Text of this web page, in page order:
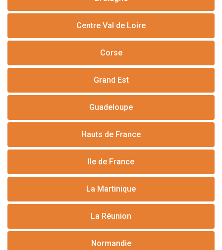
Centre Val de Loire
Corse
Grand Est
Guadeloupe
Hauts de France
Ile de France
La Martinique
La Réunion
Normandie